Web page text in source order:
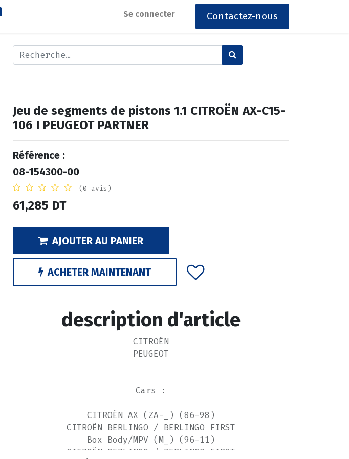
Se connecter Contactez-nous
Jeu de segments de pistons 1.1 CITROËN AX-C15-
106 I PEUGEOT PARTNER
Référence :
08-154300-00
(0 avis)
61,285 DT
AJOUTER AU PANIER
ACHETER MAINTENANT
description d'article
CITROËN
PEUGEOT
Cars :
CITROËN AX (ZA-_) (86-98)
CITROËN BERLINGO / BERLINGO FIRST
Box Body/MPV (M_) (96-11)
CITROËN BERLINGO / BERLINGO FIRST